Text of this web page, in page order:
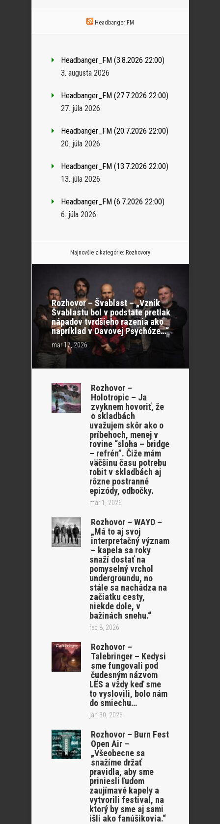
Headbanger FM
Headbanger_FM (3.8.2026 22:00)
3. augusta 2026
Headbanger_FM (27.7.2026 22:00)
27. júla 2026
Headbanger_FM (20.7.2026 22:00)
20. júla 2026
Headbanger_FM (13.7.2026 22:00)
13. júla 2026
Headbanger_FM (6.7.2026 22:00)
6. júla 2026
Najnovšie z kategórie: Rozhovory
Rozhovor – Švablast – „Vznik
Švablastu bol v podstate pretlak
nápadov tvrdšieho razenia ako
napríklad v Davovej Psychóze…“
mar 17, 2026
Rozhovor –
Holotropic – Ja
zvyknem hovoriť, že
o skladbách
uvažujem skôr ako o
príbehoch, menej v
rovine “sloha – bridge
– refrén”. Čiže mám
väčšinu času potrebu
robit v skladbách aj
rôzne postranné
epizódy, odbočky.
mar 1, 2026
Rozhovor – WAYD –
„Má to aj svoj
interpretačný význam
– kapela sa roky
snaží dostať na
pomyselný vrchol
undergroundu, no
stále sa nachádza na
začiatku cesty,
niekde dole, v
bažinách snehu.“
feb 8, 2026
Rozhovor –
Talebringer – Kedysi
sme fungovali pod
čudesným názvom
LËS a vždy keď sme
to vyslovili, bolo nám
do smiechu…
jan 30, 2026
Rozhovor – Burn Fest
Open Air –
„Všeobecne sa
snažíme držať
pravidla, aby sme
priniesli ľudom
zaujímavé kapely a
vytvorili festival, na
ktorý by sme aj sami
išli ako fanúšikovia.“